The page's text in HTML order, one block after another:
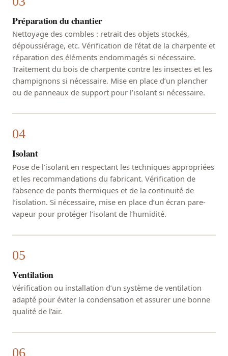
Préparation du chantier
Nettoyage des combles : retrait des objets stockés,
dépoussiérage, etc. Vérification de l’état de la charpente et
réparation des éléments endommagés si nécessaire.
Traitement du bois de charpente contre les insectes et les
champignons si nécessaire. Mise en place d’un plancher
ou de panneaux de support pour l’isolant si nécessaire.
Isolant
Pose de l’isolant en respectant les techniques appropriées
et les recommandations du fabricant. Vérification de
l’absence de ponts thermiques et de la continuité de
l’isolation. Si nécessaire, mise en place d’un écran pare-
vapeur pour protéger l’isolant de l’humidité.
Ventilation
Vérification ou installation d’un système de ventilation
adapté pour éviter la condensation et assurer une bonne
qualité de l’air.